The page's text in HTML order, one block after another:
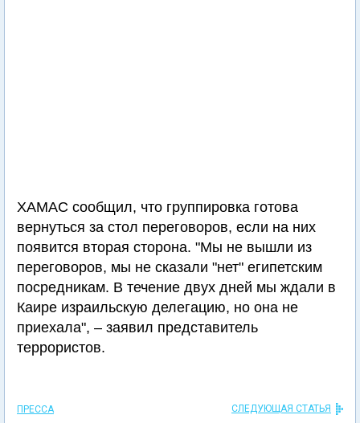
ХАМАС сообщил, что группировка готова
вернуться за стол переговоров, если на них
появится вторая сторона. "Мы не вышли из
переговоров, мы не сказали "нет" египетским
посредникам. В течение двух дней мы ждали в
Каире израильскую делегацию, но она не
приехала", – заявил представитель
террористов.
ПРЕССА СЛЕДУЮЩАЯ СТАТЬЯ